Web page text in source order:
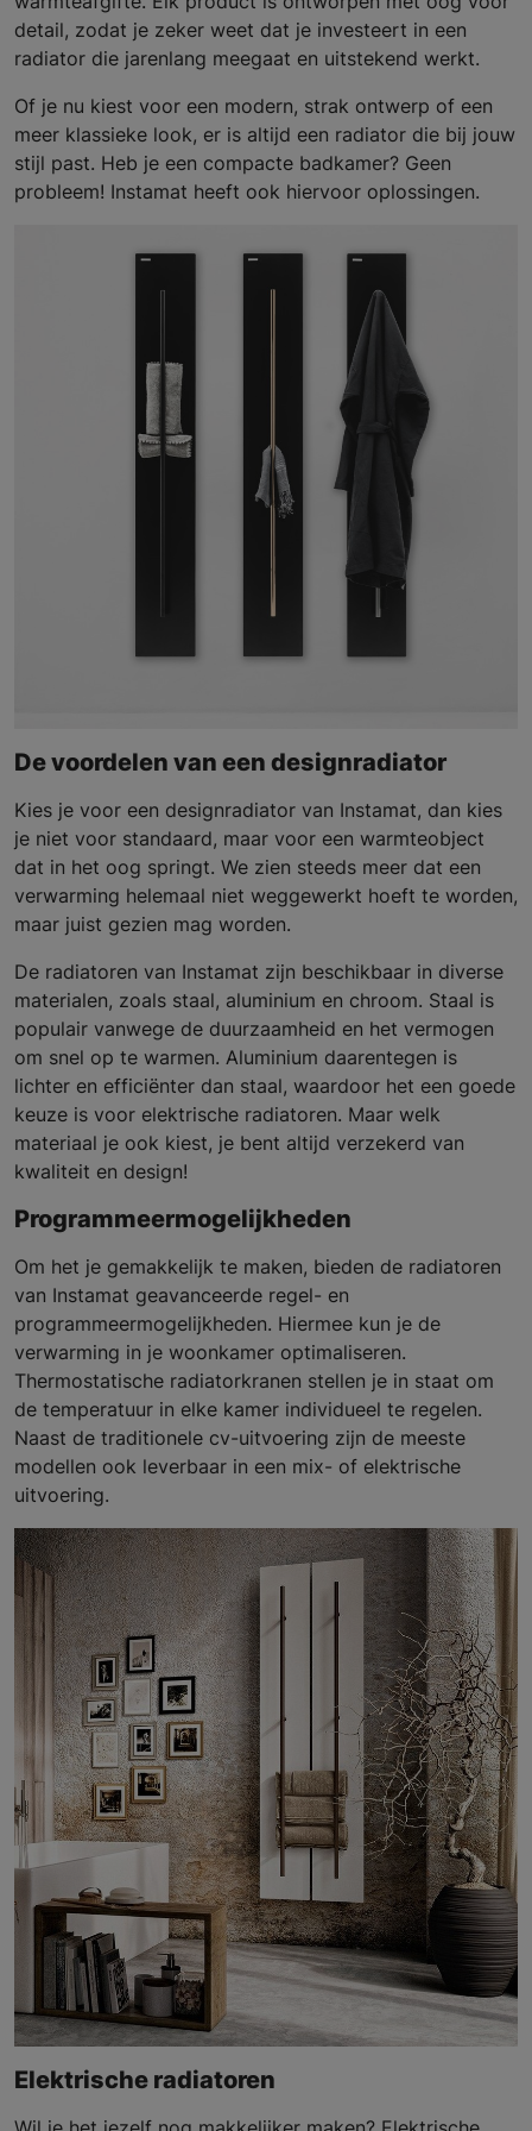
detail, zodat je zeker weet dat je investeert in een
radiator die jarenlang meegaat en uitstekend werkt.
Of je nu kiest voor een modern, strak ontwerp of een
meer klassieke look, er is altijd een radiator die bij jouw
stijl past. Heb je een compacte badkamer? Geen
probleem! Instamat heeft ook hiervoor oplossingen.
De voordelen van een designradiator
Kies je voor een designradiator van Instamat, dan kies
je niet voor standaard, maar voor een warmteobject
dat in het oog springt. We zien steeds meer dat een
verwarming helemaal niet weggewerkt hoeft te worden,
maar juist gezien mag worden.
De radiatoren van Instamat zijn beschikbaar in diverse
materialen, zoals staal, aluminium en chroom. Staal is
populair vanwege de duurzaamheid en het vermogen
om snel op te warmen. Aluminium daarentegen is
lichter en efficiënter dan staal, waardoor het een goede
keuze is voor elektrische radiatoren. Maar welk
materiaal je ook kiest, je bent altijd verzekerd van
kwaliteit en design!
Programmeermogelijkheden
Om het je gemakkelijk te maken, bieden de radiatoren
van Instamat geavanceerde regel- en
programmeermogelijkheden. Hiermee kun je de
verwarming in je woonkamer optimaliseren.
Thermostatische radiatorkranen stellen je in staat om
de temperatuur in elke kamer individueel te regelen.
Naast de traditionele cv-uitvoering zijn de meeste
modellen ook leverbaar in een mix- of elektrische
uitvoering.
Elektrische radiatoren